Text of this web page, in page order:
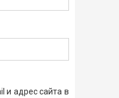
и адрес сайта в